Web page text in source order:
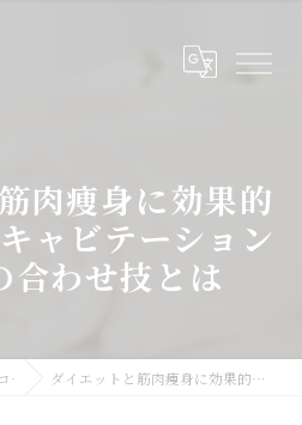
肉痩身に効果的
ャビテーション
合わせ技とは
コラム ダイエットと筋肉痩身に効果的なラジオ派とキャビテーション脂肪冷却の合わせ技とは